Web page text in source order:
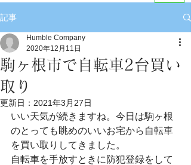
記事
駒ヶ根市で自転車2台買い
取り
Humble Company
2020年12月11日
更新日： 2021年3月27日
いい天気が続きますね。今日は駒ヶ根
のとっても眺めのいいお宅から自転車
を買い取りしてきました。
自転車を手放すときに防犯登録をして